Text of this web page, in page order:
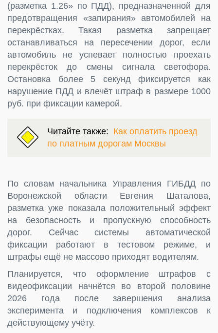
(разметка 1.26» по ПДД), предназначенной для
предотвращения «запирания» автомобилей на
перекрёстках. Такая разметка запрещает
останавливаться на пересечении дорог, если
автомобиль не успевает полностью проехать
перекрёсток до смены сигнала светофора.
Остановка более 5 секунд фиксируется как
нарушение ПДД и влечёт штраф в размере 1000
руб. при фиксации камерой.
Читайте также: Как оплатить проезд
по платным дорогам Москвы
По словам начальника Управления ГИБДД по
Воронежской области Евгения Шаталова,
разметка уже показала положительный эффект
на безопасность и пропускную способность
дорог. Сейчас системы автоматической
фиксации работают в тестовом режиме, и
штрафы ещё не массово приходят водителям.
Планируется, что оформление штрафов с
видеофиксации начнётся во второй половине
2026 года после завершения анализа
эксперимента и подключения комплексов к
действующему учёту.